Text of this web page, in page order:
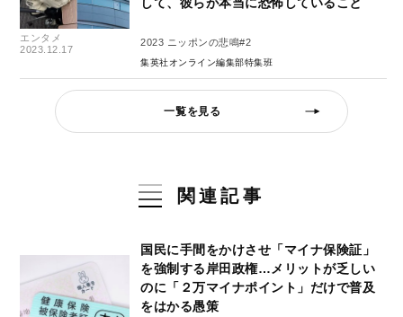
エンタメ
2023.12.17
2023 ニッポンの悲鳴#2
集英社オンライン編集部特集班
一覧を見る
関連記事
国民に手間をかけさせ「マイナ保険証」
を強制する岸田政権…メリットが乏しい
のに「２万マイナポイント」だけで普及
をはかる愚策